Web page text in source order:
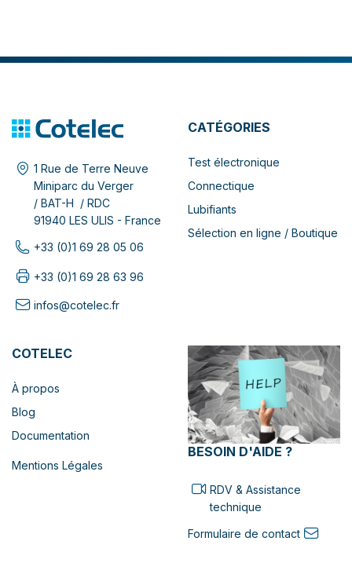
1 Rue de Terre Neuve
Miniparc du Verger
/ BAT-H / RDC
91940 LES ULIS - France
+33 (0)1 69 28 05 06
+33 (0)1 69 28 63 96
infos@cotelec.fr
CATÉGORIES
Test électronique
Connectique
Lubifiants
Sélection en ligne / Boutique
COTELEC
À propos
Blog
Documentation
Mentions Légales
BESOIN D'AIDE ?
RDV & Assistance
technique
Formulaire de contact